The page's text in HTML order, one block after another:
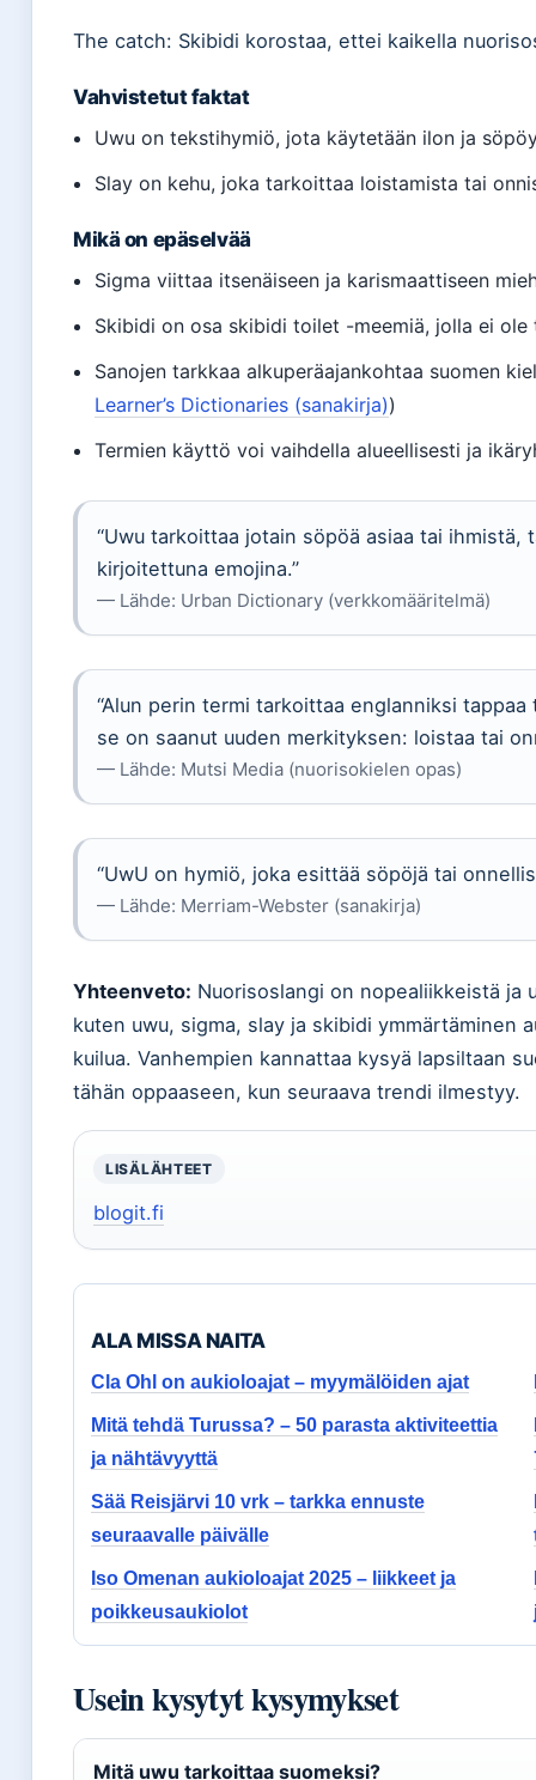
The catch: Skibidi korostaa, ettei kaikella
Vahvistetut faktat
Uwu on tekstihymiö, jota käytetään ilon ja
Slay on kehu, joka tarkoittaa loistamista tai
Mikä on epäselvää
Sigma viittaa itsenäiseen ja karismaattiseen
Skibidi on osa skibidi toilet -meemiä, jolla ei
Sanojen tarkkaa alkuperäajankohtaa suomen
Learner’s Dictionaries (sanakirja))
Termien käyttö voi vaihdella alueellisesti ja
“Uwu tarkoittaa jotain söpöä asiaa tai ihmistä,
kirjoitettuna emojina.”
— Lähde: Urban Dictionary (verkkomääritelmä)
“Alun perin termi tarkoittaa englanniksi
se on saanut uuden merkityksen: loistaa tai
— Lähde: Mutsi Media (nuorisokielen opas)
“UwU on hymiö, joka esittää söpöjä tai
— Lähde: Merriam-Webster (sanakirja)
Yhteenveto: Nuorisoslangi on nopealiikkeistä ja
kuten uwu, sigma, slay ja skibidi ymmärtäminen
kuilua. Vanhempien kannattaa kysyä lapsiltaan
tähän oppaaseen, kun seuraava trendi ilmestyy.
LISÄLÄHTEET
blogit.fi
ALA MISSA NAITA
Cla Ohl on aukioloajat – myymälöiden ajat
Mitä tehdä Turussa? – 50 parasta aktiviteettia
ja nähtävyyttä
Sää Reisjärvi 10 vrk – tarkka ennuste
seuraavalle päivälle
Iso Omenan aukioloajat 2025 – liikkeet ja
poikkeusaukiolot
Usein kysytyt kysymykset
Mitä uwu tarkoittaa suomeksi?